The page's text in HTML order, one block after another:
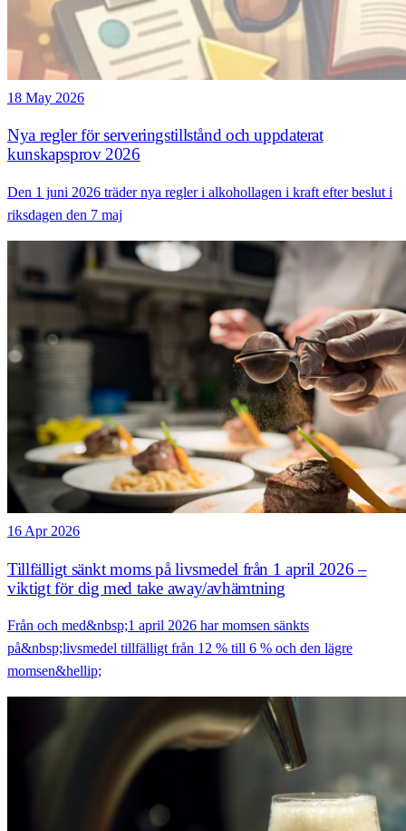
18 May 2026
Nya regler för serveringstillstånd och uppdaterat
kunskapsprov 2026
Den 1 juni 2026 träder nya regler i alkohollagen i kraft efter beslut i
riksdagen den 7 maj
16 Apr 2026
Tillfälligt sänkt moms på livsmedel från 1 april 2026 –
viktigt för dig med take away/avhämtning
Från och med&nbsp;1 april 2026 har momsen sänkts
på&nbsp;livsmedel tillfälligt från 12 % till 6 % och den lägre
momsen&hellip;